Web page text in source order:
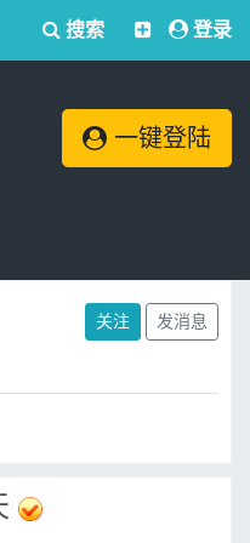
搜索 登录
一键登陆
关注 发消息